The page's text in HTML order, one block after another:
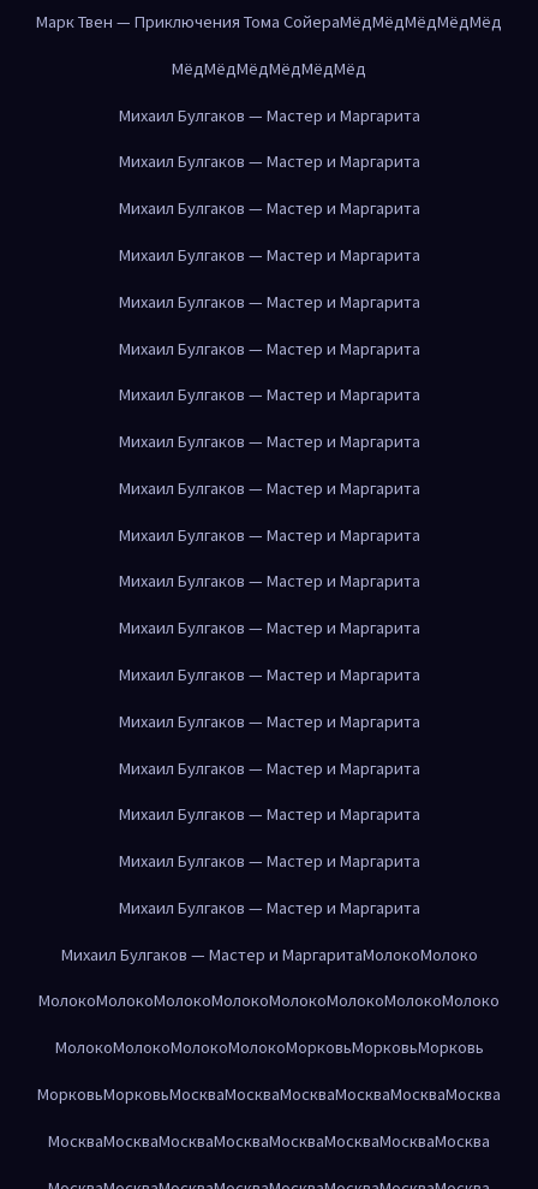
Марк Твен — Приключения Тома СойераМёдМёдМёдМёдМёд
МёдМёдМёдМёдМёдМёд
Михаил Булгаков — Мастер и Маргарита
Михаил Булгаков — Мастер и Маргарита
Михаил Булгаков — Мастер и Маргарита
Михаил Булгаков — Мастер и Маргарита
Михаил Булгаков — Мастер и Маргарита
Михаил Булгаков — Мастер и Маргарита
Михаил Булгаков — Мастер и Маргарита
Михаил Булгаков — Мастер и Маргарита
Михаил Булгаков — Мастер и Маргарита
Михаил Булгаков — Мастер и Маргарита
Михаил Булгаков — Мастер и Маргарита
Михаил Булгаков — Мастер и Маргарита
Михаил Булгаков — Мастер и Маргарита
Михаил Булгаков — Мастер и Маргарита
Михаил Булгаков — Мастер и Маргарита
Михаил Булгаков — Мастер и Маргарита
Михаил Булгаков — Мастер и Маргарита
Михаил Булгаков — Мастер и Маргарита
Михаил Булгаков — Мастер и МаргаритаМолокоМолоко
МолокоМолокоМолокоМолокоМолокоМолокоМолокоМолоко
МолокоМолокоМолокоМолокоМорковьМорковьМорковь
МорковьМорковьМоскваМоскваМоскваМоскваМоскваМосква
МоскваМоскваМоскваМоскваМоскваМоскваМоскваМосква